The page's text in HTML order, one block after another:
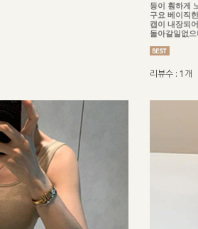
등이 훤하게
구요 베이직
캡이 내장되
돌아갈일없
리뷰수 : 1개